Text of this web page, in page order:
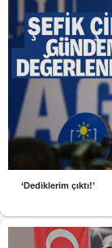
‘Dediklerim çıktı!’